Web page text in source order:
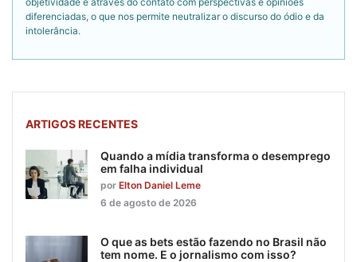
diferenciadas, o que nos permite neutralizar o discurso do ódio e da
intolerância.
ARTIGOS RECENTES
Quando a mídia transforma o desemprego
em falha individual
por Elton Daniel Leme
6 de agosto de 2026
O que as bets estão fazendo no Brasil não
tem nome. E o jornalismo com isso?